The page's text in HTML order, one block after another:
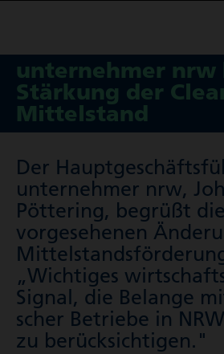
unter­nehmer nrw
Stärkung der
Mittel­stand
Der
unternehmer nrw,
Pöttering, begrüßt die
vorgesehenen
„Wichtiges
Signal, die Belange
scher Betriebe in
zu berück­sich­tigen."